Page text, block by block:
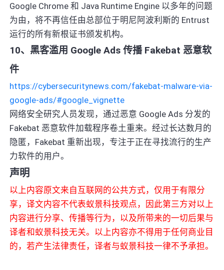
Google Chrome 和 Java Runtime Engine 以多年的问题
为由，将不再信任由总部位于明尼阿波利斯的 Entrust
运行的所有新根证书颁发机构。
10、黑客滥用 Google Ads 传播 Fakebat 恶意软
件
https://cybersecuritynews.com/fakebat-malware-via-
google-ads/#google_vignette
网络安全研究人员发现，通过恶意 Google Ads 分发的
Fakebat 恶意软件加载程序卷土重来。经过长达数月的
隐匿，Fakebat 重新出现，专注于正在寻找流行的生产
力软件的用户。
声明
以上内容原文来自互联网的公共方式，仅用于有限分
享，译文内容不代表蚁景科技观点，因此第三方对以上
内容进行分享、传播等行为，以及所带来的一切后果与
译者和蚁景科技无关。以上内容亦不得用于任何商业目
的，若产生法律责任，译者与蚁景科技一律不予承担。